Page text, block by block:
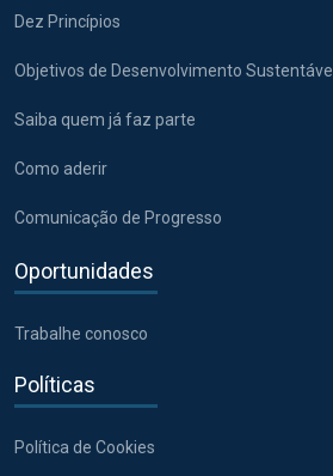
Dez Princípios
Objetivos de Desenvolvimento Sustentável
Saiba quem já faz parte
Como aderir
Comunicação de Progresso
Oportunidades
Trabalhe conosco
Políticas
Política de Cookies